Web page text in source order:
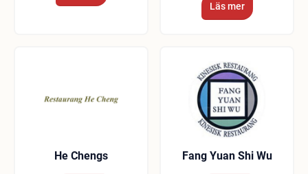
Läs mer
He Chengs Fang Yuan Shi Wu